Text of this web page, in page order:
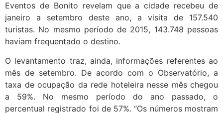
Eventos de Bonito revelam que a cidade recebeu de
janeiro a setembro deste ano, a visita de 157.540
turistas. No mesmo período de 2015, 143.748 pessoas
haviam frequentado o destino.
O levantamento traz, ainda, informações referentes ao
mês de setembro. De acordo com o Observatório, a
taxa de ocupação da rede hoteleira nesse mês chegou
a 59%. No mesmo período do ano passado, o
percentual registrado foi de 57%. “Os números mostram